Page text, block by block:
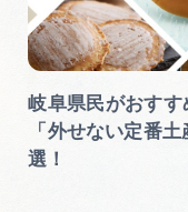
岐阜県民がおすす
「外せない定番土
選！